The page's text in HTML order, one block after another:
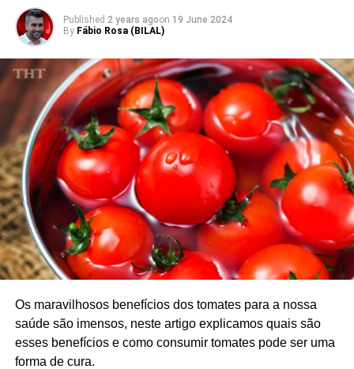
O processo de moagem é crucial, pois determina a
textura e a qualidade do matcha. O matcha de alta
qualidade é tipicamente feito a partir de folhas mais
jovens que são escolhidas a dedo.
Benefícios do Chá Verde Matcha
O chá verde Matcha, oferece uma variedade de
benefícios para a saúde devido ao seu perfil nutricional
único. Aqui está uma exploração detalhada dos
benefícios:
1. Rico em antioxidantes
O matcha é particularmente rico em catequinas, uma
compostos ajudam a estabilizar os radicais livres nocivos
no corpo, que podem danificar as células e contribuir para
doenças crónicas. O conteúdo antioxidante no matcha é
Published 2 years agoon 19 June 2024
By Fábio Rosa (BILAL)
Os maravilhosos benefícios dos tomates para a nossa
saúde são imensos, neste artigo explicamos quais são
esses benefícios e como consumir tomates pode ser uma
forma de cura.